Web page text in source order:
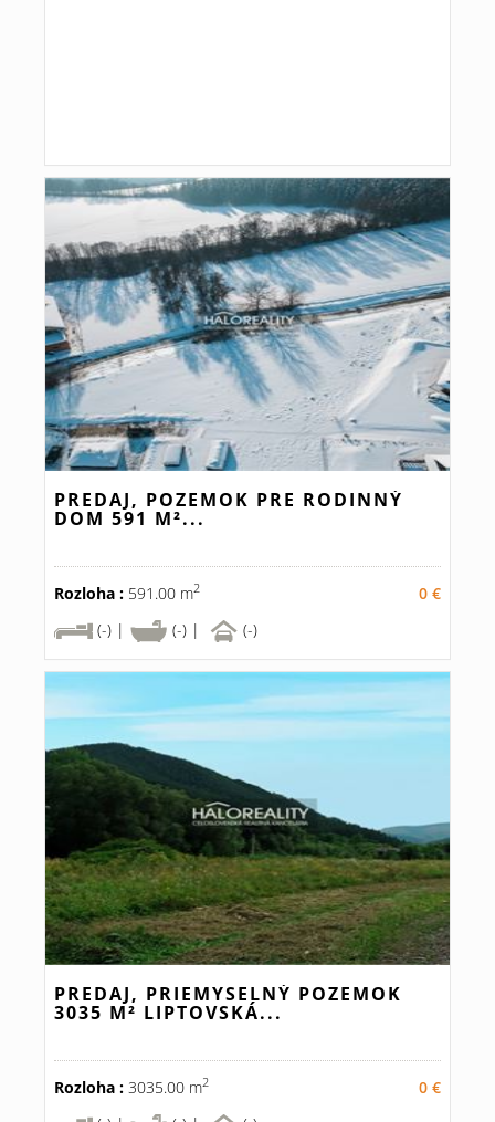
PREDAJ, POZEMOK PRE RODINNÝ
DOM 591 M²...
Rozloha : 591.00 m2
0 €
(-) |
(-) | (-)
PREDAJ, PRIEMYSELNÝ POZEMOK
3035 M² LIPTOVSKÁ...
Rozloha : 3035.00 m2
0 €